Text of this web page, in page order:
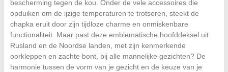
bescherming tegen de kou. Onder de vele accessoires die
opduiken om de ijzige temperaturen te trotseren, steekt de
chapka eruit door zijn tijdloze charme en onmiskenbare
functionaliteit. Maar past deze emblematische hoofddeksel uit
Rusland en de Noordse landen, met zijn kenmerkende
oorkleppen en zachte bont, bij alle mannelijke gezichten? De
harmonie tussen de vorm van je gezicht en de keuze van je